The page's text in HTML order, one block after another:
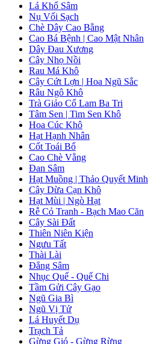
Lá Khổ Sâm
Nụ Vối Sạch
Chè Dây Cao Bằng
Cao Bá Bệnh | Cao Mật Nhân
Dây Đau Xương
Cây Nhọ Nồi
Rau Má Khô
Cây Cứt Lợn | Hoa Ngũ Sắc
Râu Ngô Khô
Trà Giảo Cổ Lam Ba Tri
Tâm Sen | Tim Sen Khô
Hoa Cúc Khô
Hạt Hạnh Nhân
Cốt Toái Bổ
Cao Chè Vằng
Đan Sâm
Hạt Muồng | Thảo Quyết Minh
Cây Dừa Cạn Khô
Hạt Mùi | Ngò Hạt
Rễ Cỏ Tranh - Bạch Mao Căn
Cây Sài Đất
Thiên Niên Kiện
Ngưu Tất
Thài Lài
Đẳng Sâm
Nhục Quế - Quế Chi
Tầm Gửi Cây Gạo
Ngũ Gia Bì
Ngũ Vị Tử
Lá Huyết Dụ
Trạch Tả
Gừng Gió - Gừng Rừng